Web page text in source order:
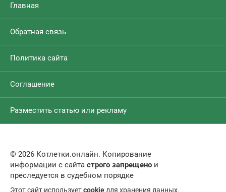
Главная
Обратная связь
Политика сайта
Соглашение
Разместить статью или рекламу
© 2026 Котлетки.онлайн. Копирование
информации с сайта строго запрещено и
преследуется в судебном порядке
Этот сайт используетcookie для хранения данных.